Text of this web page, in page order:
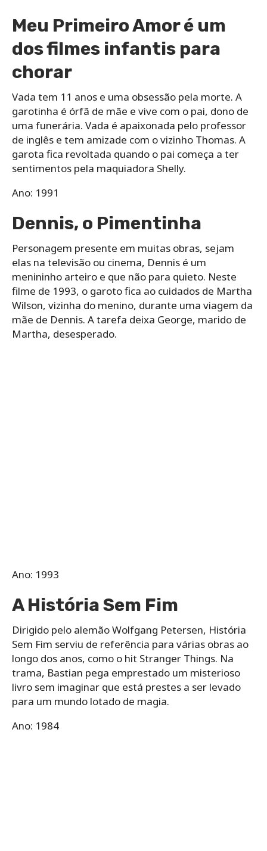
Meu Primeiro Amor é um
dos filmes infantis para
chorar
Vada tem 11 anos e uma obsessão pela morte. A
garotinha é órfã de mãe e vive com o pai, dono de
uma funerária. Vada é apaixonada pelo professor
de inglês e tem amizade com o vizinho Thomas. A
garota fica revoltada quando o pai começa a ter
sentimentos pela maquiadora Shelly.
Ano: 1991
Dennis, o Pimentinha
Personagem presente em muitas obras, sejam
elas na televisão ou cinema, Dennis é um
menininho arteiro e que não para quieto. Neste
filme de 1993, o garoto fica ao cuidados de Martha
Wilson, vizinha do menino, durante uma viagem da
mãe de Dennis. A tarefa deixa George, marido de
Martha, desesperado.
Ano: 1993
A História Sem Fim
Dirigido pelo alemão Wolfgang Petersen, História
Sem Fim serviu de referência para várias obras ao
longo dos anos, como o hit Stranger Things. Na
trama, Bastian pega emprestado um misterioso
livro sem imaginar que está prestes a ser levado
para um mundo lotado de magia.
Ano: 1984